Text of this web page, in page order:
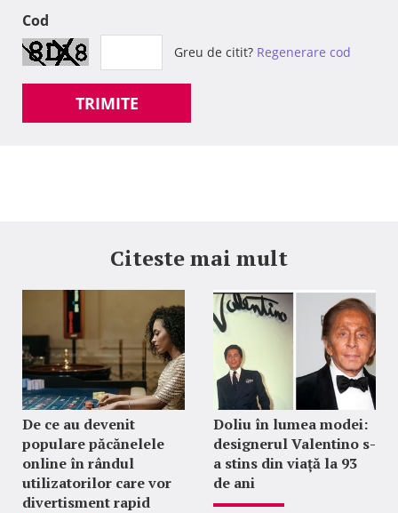
Cod
Greu de citit? Regenerare cod
TRIMITE
Citeste mai mult
De ce au devenit
populare păcănelele
online în rândul
utilizatorilor care vor
divertisment rapid
Doliu în lumea modei:
designerul Valentino s-
a stins din viață la 93
de ani